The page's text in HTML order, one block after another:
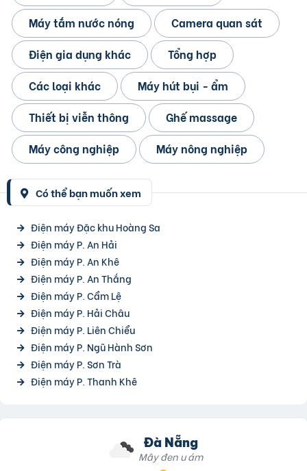
Máy tắm nước nóng
Camera quan sát
Điện gia dụng khác
Tổng hợp
Các loại khác
Máy hút bụi - ẩm
Thiết bị viễn thông
Ghế massage
Máy công nghiệp
Máy nông nghiệp
Có thể bạn muốn xem
Điện máy Đặc khu Hoàng Sa
Điện máy P. An Hải
Điện máy P. An Khê
Điện máy P. An Thắng
Điện máy P. Cẩm Lệ
Điện máy P. Hải Châu
Điện máy P. Liên Chiểu
Điện máy P. Ngũ Hành Sơn
Điện máy P. Sơn Trà
Điện máy P. Thanh Khê
Đà Nẵng
Mây đen u ám